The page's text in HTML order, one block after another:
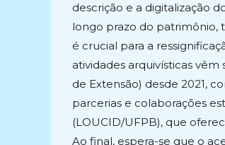
descrição e a digitalização
longo prazo do patrimônio,
é crucial para a
atividades arquivísticas
de Extensão) desde 2021,
parcerias e colaborações
(LOUCID/UFPB), que
Ao final, espera-se que o